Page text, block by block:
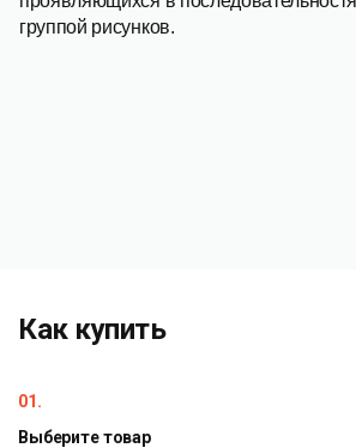
группой рисунков.
Как купить
01.
Выберите товар